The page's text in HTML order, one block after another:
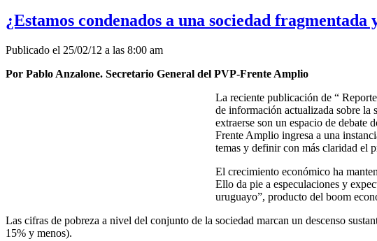
¿Estamos condenados a una sociedad fragmentada
Publicado el 25/02/12 a las 8:00 am
Por Pablo Anzalone. Secretario General del PVP-Frente Amplio
La reciente publicación de “
de información actualizada sobre la
extraerse son un espacio de debate
Frente Amplio ingresa a una
temas y definir con más claridad el
El crecimiento económico ha
Ello da pie a especulaciones y
uruguayo”, producto del boom
Las cifras de pobreza a nivel del conjunto de la sociedad marcan un descenso
15% y menos).